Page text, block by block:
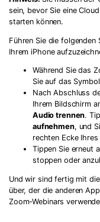
sein, bevor Sie eine
starten können.
Führen Sie die folgenden
Ihrem iPhone
Während Sie das
Sie auf das Symbol
Nach Abschluss
Ihrem Bildschirm
Audio trennen.
aufnehmen, und
rechten Ecke
Tippen Sie erneut
stoppen oder
Und wir sind fertig mit
über, der die anderen
Zoom-Webinars